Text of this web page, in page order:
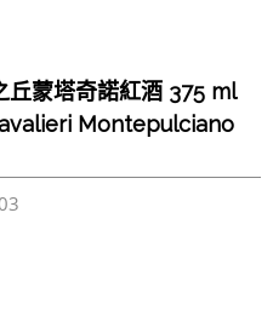
丘蒙塔奇諾紅酒 375 ml
Montepulciano